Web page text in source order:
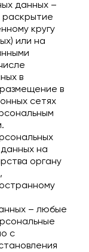
данных –
раскрытие
кругу
или на
в
в
сетях
на
органу
– любые
с